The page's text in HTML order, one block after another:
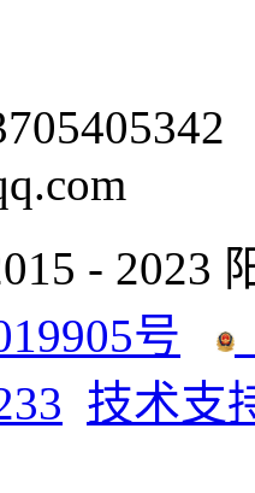
- 2023
号
技术支